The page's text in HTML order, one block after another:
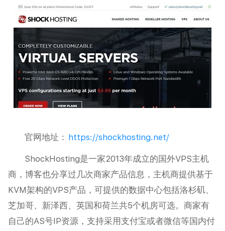
官网地址： https://shockhosting.net/
ShockHosting是一家2013年成立的国外VPS主机
商，博客也分享过几次商家产品信息，主机商提供基于
KVM架构的VPS产品，可提供的数据中心包括洛杉矶、
芝加哥、新泽西、英国和荷兰共5个机房可选。商家有
自己的AS号IP资源，支持采用支付宝或者微信等国内付